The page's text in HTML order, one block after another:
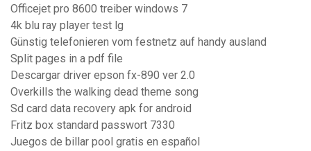
Officejet pro 8600 treiber windows 7
4k blu ray player test lg
Günstig telefonieren vom festnetz auf handy ausland
Split pages in a pdf file
Descargar driver epson fx-890 ver 2.0
Overkills the walking dead theme song
Sd card data recovery apk for android
Fritz box standard passwort 7330
Juegos de billar pool gratis en español